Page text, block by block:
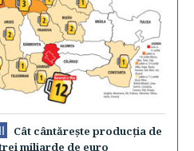
Cât cântăreşte producţia de
miliarde de euro